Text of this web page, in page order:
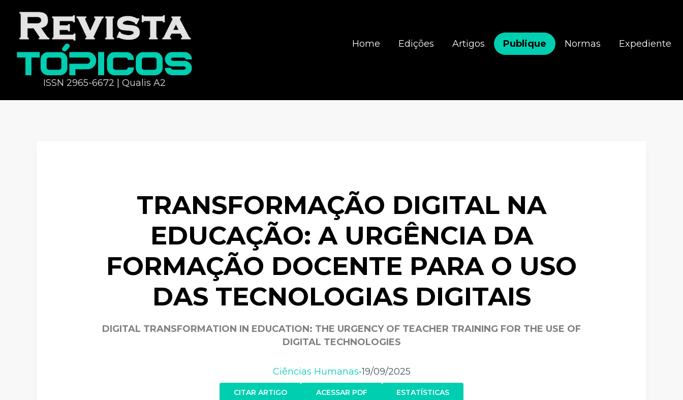
ISSN 2965-6672 | Qualis A2
Home Edições Artigos Publique Normas Expediente
TRANSFORMAÇÃO DIGITAL NA
EDUCAÇÃO: A URGÊNCIA DA
FORMAÇÃO DOCENTE PARA O USO
DAS TECNOLOGIAS DIGITAIS
DIGITAL TRANSFORMATION IN EDUCATION: THE URGENCY OF TEACHER TRAINING FOR THE USE OF
DIGITAL TECHNOLOGIES
Ciências Humanas•19/09/2025
CITAR ARTIGO ACESSAR PDF ESTATÍSTICAS